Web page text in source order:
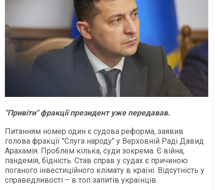
"Привіти" фракції президент уже передавав.
Питанням номер один є судова реформа, заявив
голова фракції "Слуга народу" у Верховній Раді Давид
Арахамія. Проблем кілька, суди зокрема. Є війна,
пандемія, бідність. Став справ у судах є причиною
поганого інвестиційного клімату в країні. Відсутність у
справедливості – в топ запитів українців.